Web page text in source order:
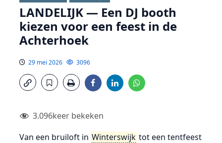
LANDELIJK — Een DJ booth
kiezen voor een feest in de
Achterhoek
29 mei 2026 3096
3.096keer bekeken
Van een bruiloft in Winterswijk tot een tentfeest